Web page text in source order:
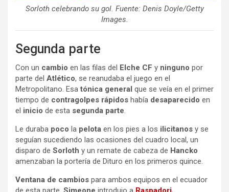
Sorloth celebrando su gol. Fuente: Denis Doyle/Getty
Images.
Segunda parte
Con un cambio en las filas del Elche CF y ninguno por
parte del Atlético, se reanudaba el juego en el
Metropolitano. Esatónica general que se veía en el primer
tiempo de contragolpes rápidos había desaparecido en
el inicio de esta segunda parte.
Le duraba poco la pelota en los pies a los ilicitanos y se
seguían sucediendo las ocasiones del cuadro local, un
disparo de Sorloth y un remate de cabeza de Hancko
amenzaban la portería de Dituro en los primeros quince.
Ventana de cambios para ambos equipos en el ecuador